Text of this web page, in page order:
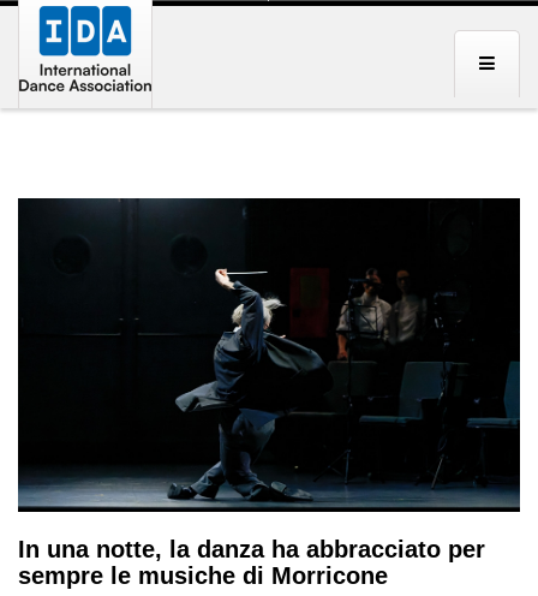
In una notte, la danza ha abbracciato per
sempre le musiche di Morricone